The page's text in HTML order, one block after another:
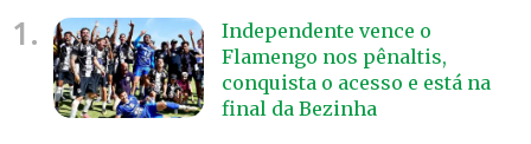
1.
Independente vence o
Flamengo nos pênaltis,
conquista o acesso e está na
final da Bezinha